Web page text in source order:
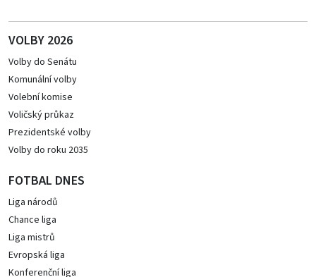
VOLBY 2026
Volby do Senátu
Komunální volby
Volební komise
Voličský průkaz
Prezidentské volby
Volby do roku 2035
FOTBAL DNES
Liga národů
Chance liga
Liga mistrů
Evropská liga
Konferenční liga